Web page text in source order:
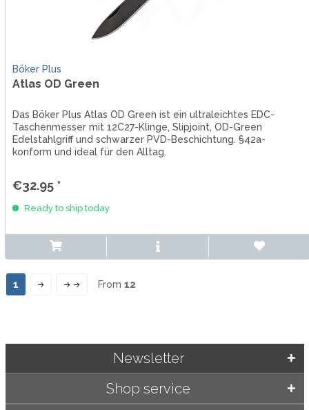
Böker Plus
Atlas OD Green
Das Böker Plus Atlas OD Green ist ein ultraleichtes EDC-
Taschenmesser mit 12C27-Klinge, Slipjoint, OD-Green
Edelstahlgriff und schwarzer PVD-Beschichtung. §42a-
konform und ideal für den Alltag.
€32.95 *
Ready to ship today
1 From 12
Shop service
Newsletter